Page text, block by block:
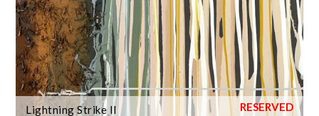
Lightning Strike II